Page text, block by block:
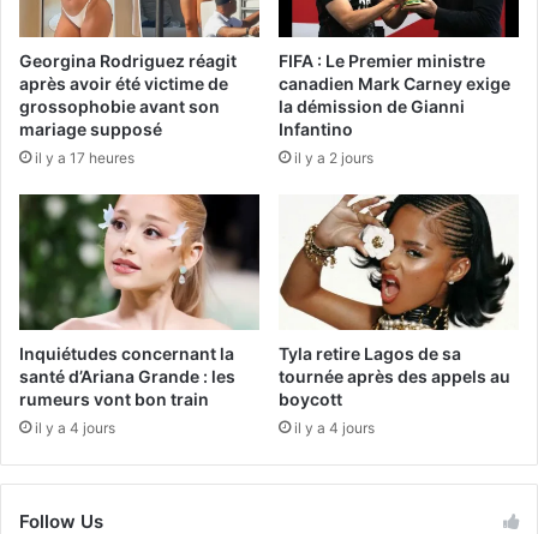
Georgina Rodriguez réagit
après avoir été victime de
grossophobie avant son
mariage supposé
il y a 17 heures
FIFA : Le Premier ministre
canadien Mark Carney exige
la démission de Gianni
Infantino
il y a 2 jours
Inquiétudes concernant la
santé d’Ariana Grande : les
rumeurs vont bon train
il y a 4 jours
Tyla retire Lagos de sa
tournée après des appels au
boycott
il y a 4 jours
Follow Us